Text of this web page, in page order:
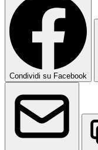
Condividi su Facebook